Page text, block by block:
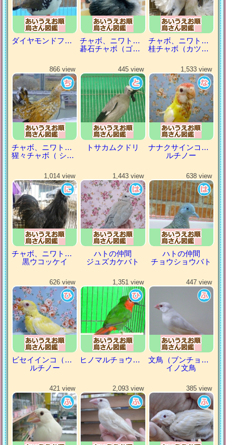
ダイヤモンドフィンチ
チャボ、ニワトリの仲間
碁石チャボ（ゴイシチャボ）
チャボ、ニワトリの仲間
桂チャボ（カツラチャボ）
866 view
チャボ、ニワトリの仲間
猩々チャボ（ ショウジョウチャボ）
445 view
トサカムクドリ
1,533 view
ナナクサインコ（七草インコ）
ルチノー
1,014 view
チャボ、ニワトリの仲間
黒ウコッケイ
1,443 view
ハトの仲間
ジュズカケバト
638 view
ハトの仲間
チョウショウバト
626 view
ビセイインコ（美声インコ）
ルチノー
1,351 view
ヒノマルチョウ（日の丸鳥）
447 view
文鳥（ブンチョウ）
イノ文鳥
421 view 2,093 view 385 view